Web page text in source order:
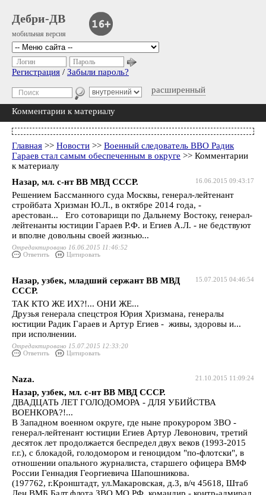
Дебри-ДВ
мобильная версия
расширенный
Логин Пароль
Регистрация / Забыли пароль?
Комментарии к материалу
Главная >> Новости >> Военный следователь ВВО Радик
Гараев стал самым обеспеченным в округе >> Комментарии
к материалу
16.06.2015 09:43:17
Назар, мл. с-нт ВВ МВД СССР.
Решением Бассманного суда Москвы, генерал-лейтенант
стройбата Хризман Ю.Л., в октябре 2014 года, -
арестован... Его сотоварищи по Дальнему Востоку, генерал-
лейтенанты юстиции Гараев Р.Ф. и Егиев А.Л. - не бедствуют
и вполне довольны своей жизнью...
Отредактировано 16.06.2015 11:46:52
Ответить
Цитировать
15.07.2015 04:46:54
Назар, узбек, младший сержант ВВ МВД
СССР.
ТАК КТО ЖЕ ИХ?!... ОНИ ЖЕ...
Друзья генерала спецстроя Юрия Хризмана, генералы
юстиции Радик Гараев и Артур Егиев - живы, здоровы и...
при исполнении.
Отредактировано 15.07.2015 12:33:20
Ответить
Цитировать
21.10.2015 11:09:24
Naza.
Назар, узбек, мл. с-нт ВВ МВД СССР.
ДВАДЦАТЬ ЛЕТ ГОЛОДОМОРА - ДЛЯ УБИЙСТВА
ВОЕНКОРА?!...
В Западном военном округе, где ныне прокурором ЗВО -
генерал-лейтенант юстиции Егиев Артур Левонович, третий
десяток лет продолжается беспредел двух веков (1993-2015
г.г.), с блокадой, голодомором и геноцидом "по-флотски", в
отношении опального журналиста, старшего офицера ВМФ
России Геннадия Георгиевича Шапошникова.
(197762, г.Кронштадт, ул.Макаровская, д.3, в/ч 45618, Штаб